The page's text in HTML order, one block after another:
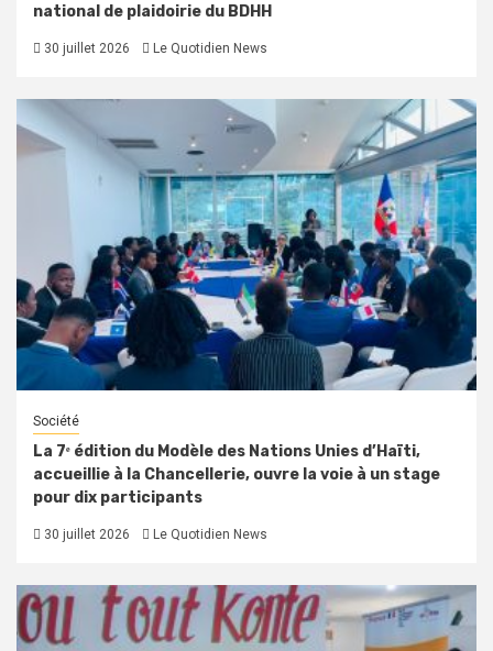
national de plaidoirie du BDHH
30 juillet 2026 Le Quotidien News
Société
La 7ᵉ édition du Modèle des Nations Unies d’Haïti,
accueillie à la Chancellerie, ouvre la voie à un stage
pour dix participants
30 juillet 2026 Le Quotidien News